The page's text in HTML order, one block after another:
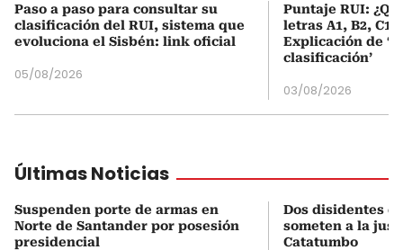
Paso a paso para consultar su
clasificación del RUI, sistema que
evoluciona el Sisbén: link oficial
05/08/2026
Puntaje RUI:
letras A1, B2, C1
Explicación de
clasificación’
03/08/2026
Últimas Noticias
Suspenden porte de armas en
Norte de Santander por posesión
presidencial
Dos disidentes
someten a la
Catatumbo